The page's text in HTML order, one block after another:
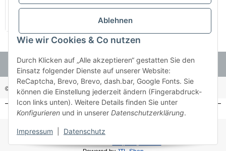
© Holzner-Trading GmbH&Co KG Besucherzähler: 3514499
* Alle Preise inkl. gesetzlicher USt., zzgl.
Ablehnen
Wie wir Cookies & Co nutzen
Durch Klicken auf „Alle akzeptieren“ gestatten Sie den
Einsatz folgender Dienste auf unserer Website:
ReCaptcha, Brevo, Brevo, dash.bar, Google Fonts. Sie
können die Einstellung jederzeit ändern (Fingerabdruck-
Icon links unten). Weitere Details finden Sie unter
Konfigurieren und in unserer Datenschutzerklärung.
Impressum Datenschutz